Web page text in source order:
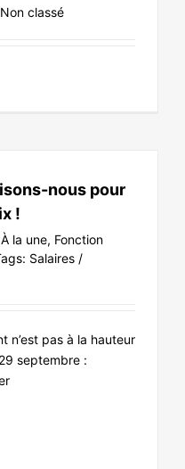
Non classé
nous pour
!
À la une, Fonction
Salaires /
n’est pas à la hauteur
septembre :